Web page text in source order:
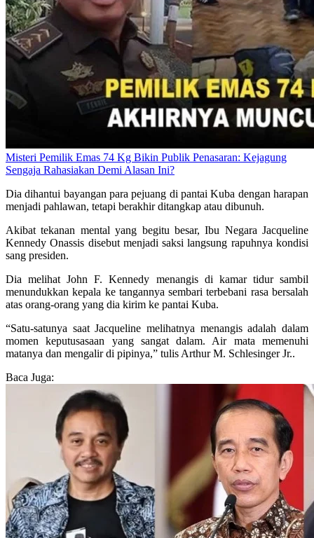
Misteri Pemilik Emas 74 Kg Bikin Publik Penasaran: Kejagung
Sengaja Rahasiakan Demi Alasan Ini?
Dia dihantui bayangan para pejuang di pantai Kuba dengan harapan
menjadi pahlawan, tetapi berakhir ditangkap atau dibunuh.
Akibat tekanan mental yang begitu besar, Ibu Negara Jacqueline
Kennedy Onassis disebut menjadi saksi langsung rapuhnya kondisi
sang presiden.
Dia melihat John F. Kennedy menangis di kamar tidur sambil
menundukkan kepala ke tangannya sembari terbebani rasa bersalah
atas orang-orang yang dia kirim ke pantai Kuba.
“Satu-satunya saat Jacqueline melihatnya menangis adalah dalam
momen keputusasaan yang sangat dalam. Air mata memenuhi
matanya dan mengalir di pipinya,” tulis Arthur M. Schlesinger Jr..
Baca Juga: